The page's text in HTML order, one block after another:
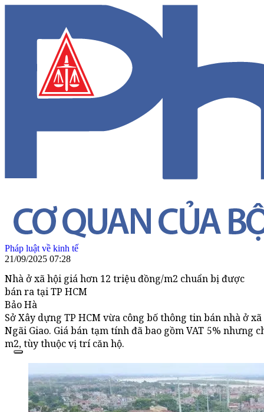
Pháp luật về kinh tế
21/09/2025 07:28
Nhà ở xã hội giá hơn 12 triệu đồng/m2 chuẩn bị được
bán ra tại TP HCM
Bảo Hà
Sở Xây dựng TP HCM vừa công bố thông tin bán nhà ở
Ngãi Giao. Giá bán tạm tính đã bao gồm VAT 5% nhưng
m2, tùy thuộc vị trí căn hộ.